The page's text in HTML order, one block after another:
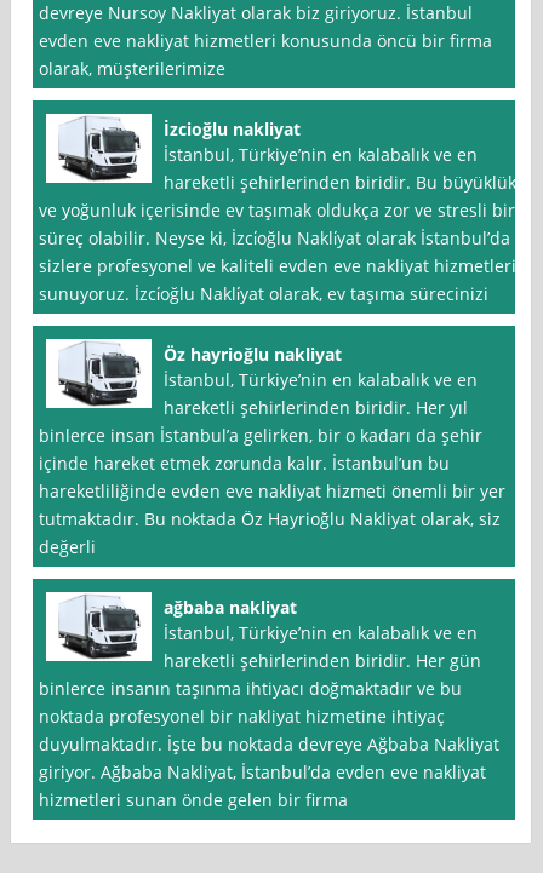
devreye Nursoy Nakliyat olarak biz giriyoruz. İstanbul
evden eve nakliyat hizmetleri konusunda öncü bir firma
olarak, müşterilerimize
İzcioğlu nakliyat
İstanbul, Türkiye’nin en kalabalık ve en
hareketli şehirlerinden biridir. Bu büyüklük
ve yoğunluk içerisinde ev taşımak oldukça zor ve stresli bir
süreç olabilir. Neyse ki, İzci̇oğlu Nakli̇yat olarak İstanbul’da
sizlere profesyonel ve kaliteli evden eve nakliyat hizmetleri
sunuyoruz. İzci̇oğlu Nakli̇yat olarak, ev taşıma sürecinizi
Öz hayrioğlu nakliyat
İstanbul, Türkiye’nin en kalabalık ve en
hareketli şehirlerinden biridir. Her yıl
binlerce insan İstanbul’a gelirken, bir o kadarı da şehir
içinde hareket etmek zorunda kalır. İstanbul’un bu
hareketliliğinde evden eve nakliyat hizmeti önemli bir yer
tutmaktadır. Bu noktada Öz Hayrioğlu Nakliyat olarak, siz
değerli
ağbaba nakliyat
İstanbul, Türkiye’nin en kalabalık ve en
hareketli şehirlerinden biridir. Her gün
binlerce insanın taşınma ihtiyacı doğmaktadır ve bu
noktada profesyonel bir nakliyat hizmetine ihtiyaç
duyulmaktadır. İşte bu noktada devreye Ağbaba Nakliyat
giriyor. Ağbaba Nakliyat, İstanbul’da evden eve nakliyat
hizmetleri sunan önde gelen bir firma